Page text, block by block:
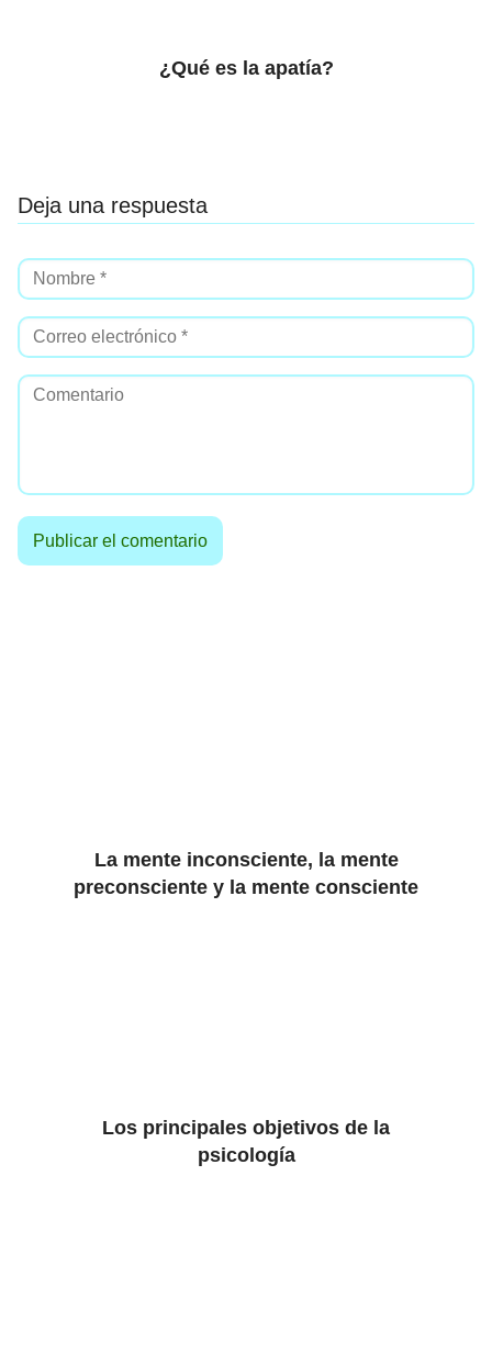
¿Qué es la apatía?
Deja una respuesta
La mente inconsciente, la mente
preconsciente y la mente consciente
Los principales objetivos de la
psicología